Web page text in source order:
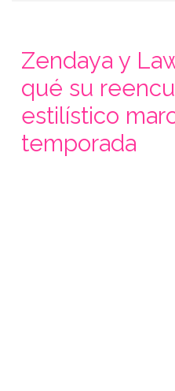
Zendaya y
qué su
estilístico
temporada